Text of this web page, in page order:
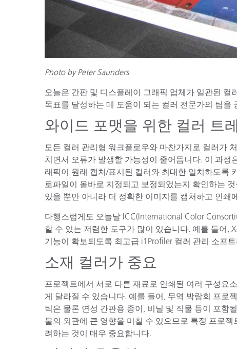
Photo by Peter Saunders
오늘은 간판 및 디스플레이 그래픽 업체가 일관된
목표를 달성하는 데 도움이 되는 컬러 전문가의 팁을
와이드 포맷을 위한 컬러 트
모든 컬러 관리형 워크플로우와 마찬가지로 컬러가
치면서 오류가 발생할 가능성이 줄어듭니다. 이 과정
래픽이 원래 캡처/표시된 컬러와 최대한 일치하도록
로파일이 올바로 지정되고 보정되었는지 확인하는
있을 뿐만 아니라 더 정확한 이미지를 캡처하고 인
다행스럽게도 오늘날 ICC(International Color
할 수 있는 저렴한 도구가 많이 있습니다. 예를 들어,
기능이 확보되도록 최고급 i1Profiler 컬러 관리 소프
소재 컬러가 중요
프로젝트에서 서로 다른 재료로 인쇄된 여러 구성요
게 달라질 수 있습니다. 예를 들어, 무역 박람회 프로
틱은 물론 연성 간판용 종이, 비닐 및 직물 등이 포함
물의 외관에 큰 영향을 미칠 수 있으므로 특정 프로
려하는 것이 매우 중요합니다.